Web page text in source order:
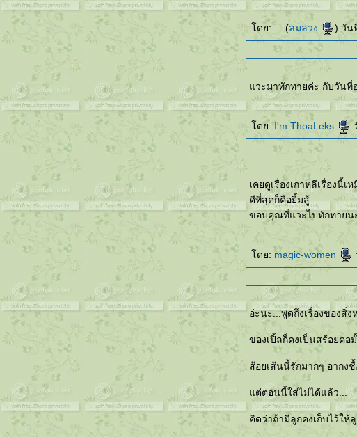
ดย: ... (ลมลวง ) วั
วะมาทักทายค่ะ กับวันที่
ดย:I'm ThoaLeks
เคยดูเรื่องเกาหลีเรื่องนี้เหมือนกัน เศร้าตลอดเรื่องเลย ถ้าชีวิตเ
ดีที่สุดก็คือยิ้มสู้
ขอบคุณที่แวะไปทักทายน
ดย: magic-women
อ่ะนะ...พูดถึงเรื่องของสิ่
ของเปิ้ลก็คงเป็นสร้อยคอ
ส้อยเส้นนี้รั
ต่ตอนนี้ใส่ไม่ได้แล้ว...
คิดว่าถ้ามีลูกคงเก็บไว้ให้ลู